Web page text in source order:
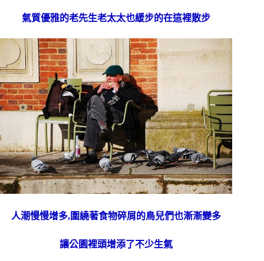
氣質優雅的老先生老太太也緩步的在這裡散步
人潮慢慢增多,圍繞著食物碎屑的鳥兒們也漸漸變多
讓公園裡頭增添了不少生氣